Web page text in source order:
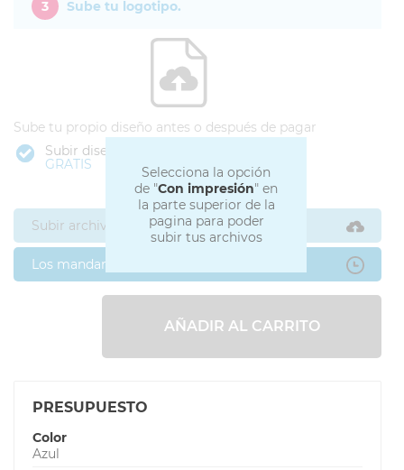
Selecciona la opción
de "Con impresión" en
la parte superior de la
pagina para poder
subir tus archivos
3 Sube tu logotipo.
Sube tu propio diseño antes o después de pagar
Subir diseño
GRATIS
Subir archivos ahora
Los mandaré después
AÑADIR AL CARRITO
PRESUPUESTO
Color
Azul